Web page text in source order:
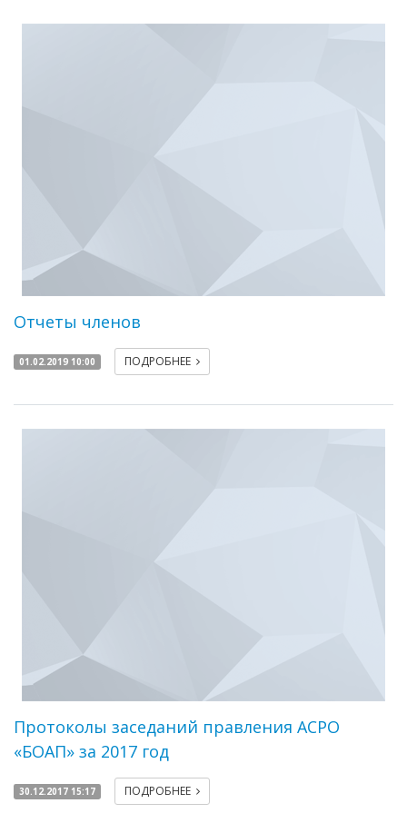
Отчеты членов
01.02.2019 10:00 ПОДРОБНЕЕ
Протоколы заседаний правления АСРО
«БОАП» за 2017 год
30.12.2017 15:17 ПОДРОБНЕЕ